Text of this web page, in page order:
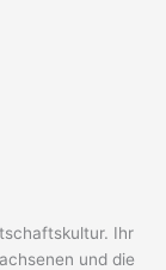
Ihr
und die